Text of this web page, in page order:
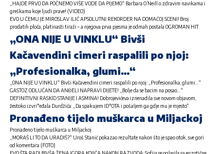
„HAJDE PRVO DA POČNEMO VIŠE VODE DA PIJEMO“ Barbara O’Neill o zdravim navikama i
greškama koje ljudi prave! (VIDEO)
EVO U ČEMU JE MIROSLAV ILIĆ APSOLUTNI REKORDER NA DOMAĆOJ SCENI! Broj
prodatih ploča, platinasti tiraži – a njegova prva pjesma je odmah postala OGROMAN HIT
„ONA NIJE U VINKLU“ Bivši
Kačavendini cimeri raspalili po njoj:
„Profesionalka, glumi…“
„ONA NIJE U VINKLU“ Bivši Kačavendini cimeri raspalili po njoj: „Profesionalka, glumi…“
GASTOZ ODLUČAN DA ANĐELI NAPRAVI DIJETE! „Bolje da se bacim na posao…“
DEFINITIVNI RASKID STANIJE I ASMINA! Dobrojevićeva iznenadila sve novom objavom,
žestoko izvri*eđala Durdžića: „Da spakujem ID*OTA i pošaljem ga gdje mu je mjesto“
Pronađeno tijelo muškarca u Miljackoj
Pronađeno tijelo muškarca u Miljackoj
„MORAŠ LI TO DA URADIŠ?“ Uroš Stanić pokazao rezultate nakon što je spao otok, sve gori
od komentara (FOTO)